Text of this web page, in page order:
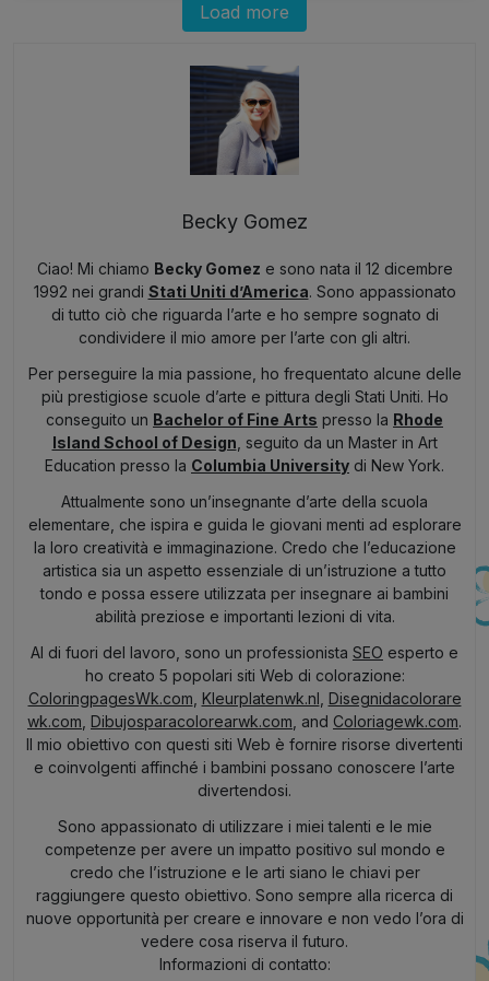
Load more
Becky Gomez
Ciao! Mi chiamo Becky Gomez e sono nata il 12 dicembre
1992 nei grandi Stati Uniti d’America. Sono appassionato
di tutto ciò che riguarda l’arte e ho sempre sognato di
condividere il mio amore per l’arte con gli altri.
Per perseguire la mia passione, ho frequentato alcune delle
più prestigiose scuole d’arte e pittura degli Stati Uniti. Ho
conseguito un Bachelor of Fine Arts presso la Rhode
Island School of Design , seguito da un Master in Art
Education presso la Columbia University di New York.
Attualmente sono un’insegnante d’arte della scuola
elementare, che ispira e guida le giovani menti ad esplorare
la loro creatività e immaginazione. Credo che l’educazione
artistica sia un aspetto essenziale di un’istruzione a tutto
tondo e possa essere utilizzata per insegnare ai bambini
abilità preziose e importanti lezioni di vita.
Al di fuori del lavoro, sono un professionista SEO esperto e
ho creato 5 popolari siti Web di colorazione:
ColoringpagesWk.com Kleurplatenwk.nl Disegnidacolorare
wk.com Dibujosparacolorearwk.com , and Coloriagewk.com.
Il mio obiettivo con questi siti Web è fornire risorse divertenti
e coinvolgenti affinché i bambini possano conoscere l’arte
divertendosi.
Sono appassionato di utilizzare i miei talenti e le mie
competenze per avere un impatto positivo sul mondo e
credo che l’istruzione e le arti siano le chiavi per
raggiungere questo obiettivo. Sono sempre alla ricerca di
nuove opportunità per creare e innovare e non vedo l’ora di
vedere cosa riserva il futuro.
Informazioni di contatto: